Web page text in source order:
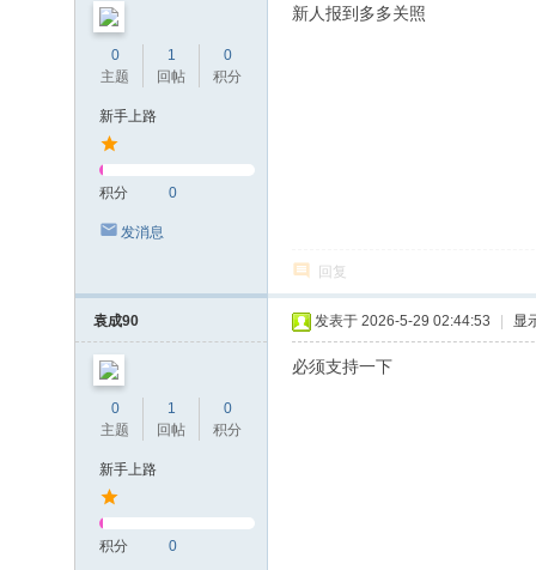
0
主题
1
回帖
0
积分
新手上路
积分 0
发消息
新人报到多多关照
回复
袁成90
0
主题
1
回帖
0
积分
新手上路
积分 0
发表于 2026-5-29 02:44:53 显
必须支持一下